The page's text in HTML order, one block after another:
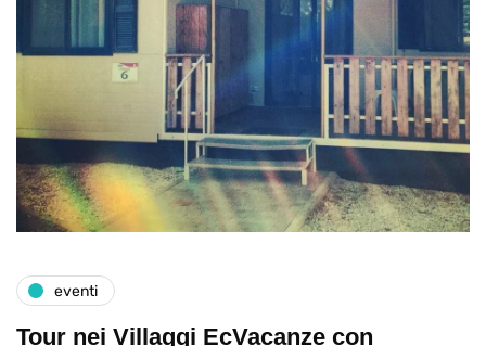
eventi
Tour nei Villaggi EcVacanze con